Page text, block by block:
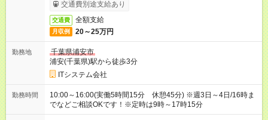
交通費別途支給あり
交通費 全額支給
月収例 20～25万円
勤務地
千葉県浦安市
浦安(千葉県)駅から徒歩3分
ITシステム会社
勤務時間
10:00～16:00(実働5時間15分 休憩45分) ※週3日～4日/16時ま
でなどご相談OKです！※定時は9時～17時15分